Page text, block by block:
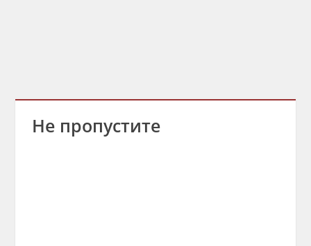
Не пропустите